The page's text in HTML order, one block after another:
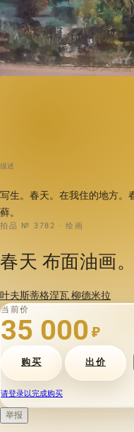
描述
写生。春天。在我住的地方。
藓。
拍品 № 3782 · 绘画
春天 布面油画。
叶夫斯蒂格涅瓦 柳德米拉
当前价
35 000 ₽
购买 出价
请登录以完成购买
举报